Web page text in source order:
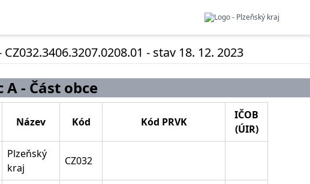
CZ032.3406.3207.0208.01 - stav 18. 12. 2023
A - Část obce
Název Kód Kód PRVK
IČOB
(ÚIR)
Plzeňský
kraj
CZ032